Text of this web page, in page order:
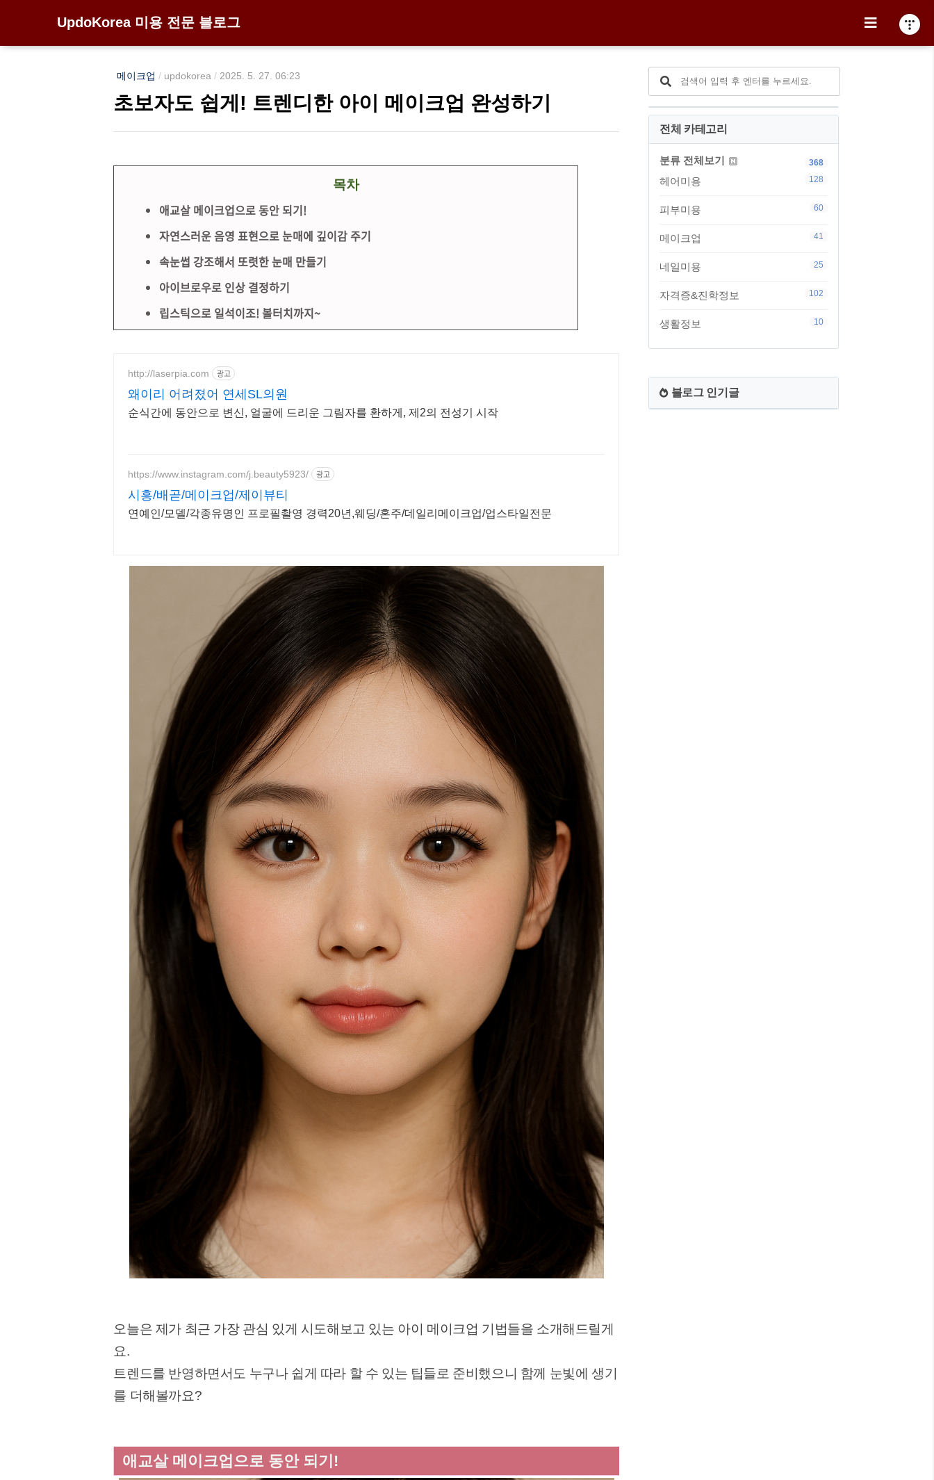
UpdoKorea 미용 전문 블로그
메이크업 / updokorea / 2025. 5. 27. 06:23
초보자도 쉽게! 트렌디한 아이 메이크업 완성하기
목차
애교살 메이크업으로 동안 되기!
자연스러운 음영 표현으로 눈매에 깊이감 주기
속눈썹 강조해서 또렷한 눈매 만들기
아이브로우로 인상 결정하기
립스틱으로 일석이조! 볼터치까지~
http://laserpia.com 광고
왜이리 어려졌어 연세SL의원
순식간에 동안으로 변신, 얼굴에 드리운 그림자를 환하게, 제2의 전성기 시작
https://www.instagram.com/j.beauty5923/ 광고
시흥/배곧/메이크업/제이뷰티
연예인/모델/각종유명인 프로필촬영 경력20년,웨딩/혼주/데일리메이크업/업스타일전문
오늘은 제가 최근 가장 관심 있게 시도해보고 있는 아이 메이크업 기법들을 소개해드릴게
요.
트렌드를 반영하면서도 누구나 쉽게 따라 할 수 있는 팁들로 준비했으니 함께 눈빛에 생기
를 더해볼까요?
애교살 메이크업으로 동안 되기!
전체 카테고리
분류 전체보기 368
헤어미용 128
피부미용 60
메이크업 41
네일미용 25
자격증&진학정보 102
생활정보 10
블로그 인기글